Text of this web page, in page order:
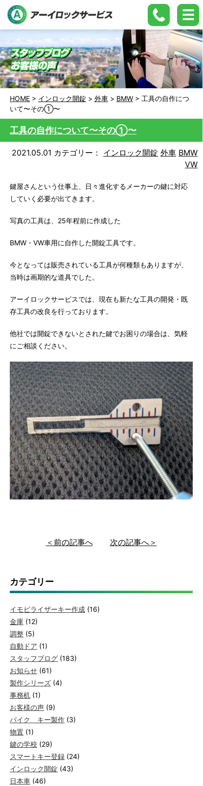
HOME > インロック開錠 > 外車 > BMW > 工具の自作につ
いて〜その①〜
工具の自作について〜その①〜
2021.05.01 カテゴリー： インロック開錠 外車 BMW
VW
鍵屋さんという仕事上、日々進化するメーカーの鍵に対応
していく必要が出てきます。
写真の工具は、25年程前に作成した
BMW・VW車用に自作した開錠工具です。
今となっては販売されている工具が何種類もありますが、
当時は画期的な道具でした。
アーイロックサービスでは、現在も新たな工具の開発・既
存工具の改良を行っております。
他社では開錠できないとされた鍵でお困りの場合は、気軽
にご相談ください。
＜前の記事へ 次の記事へ＞
カテゴリー
イモビライザーキー作成 (16)
金庫 (12)
調整 (5)
自動ドア (1)
スタッフブログ (183)
お知らせ (61)
製作シリーズ (4)
事務机 (1)
お客様の声 (9)
バイク キー製作 (3)
物置 (1)
鍵の学校 (29)
スマートキー登録 (24)
インロック開錠 (43)
日本車 (46)